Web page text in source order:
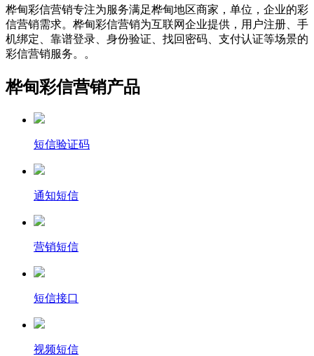
桦甸彩信营销专注为服务满足桦甸地区商家，单位，企业的彩
信营销需求。桦甸彩信营销为互联网企业提供，用户注册、手
机绑定、靠谱登录、身份验证、找回密码、支付认证等场景的
彩信营销服务。。
桦甸彩信营销产品
短信验证码
通知短信
营销短信
短信接口
视频短信